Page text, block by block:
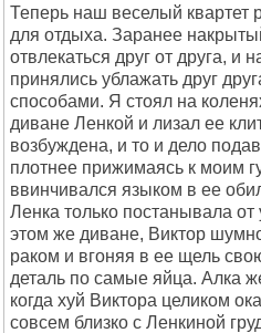
Теперь наш веселый квартет
для отдыха. Заранее
отвлекаться друг от друга, и
принялись ублажать друг
способами. Я стоял на
диване Ленкой и лизал ее
возбуждена, и то и дело
плотнее прижимаясь к моим
ввинчивался языком в ее
Ленка только постанывала
этом же диване, Виктор
раком и вгоняя в ее щель
деталь по самые яйца. Алка
когда хуй Виктора целиком
совсем близко с Ленкиной